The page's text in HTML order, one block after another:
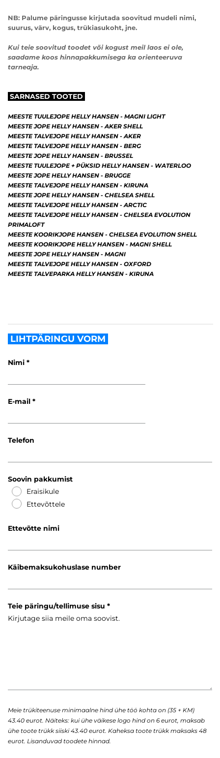
NB: Palume päringusse kirjutada soovitud mudeli nimi,
suurus, värv, kogus, trükiasukoht, jne.
Kui teie soovitud toodet või kogust meil laos ei ole,
saadame koos hinnapakkumisega ka orienteeruva
tarneaja.
SARNASED TOOTED
MEESTE TUULEJOPE HELLY HANSEN - MAGNI LIGHT
MEESTE JOPE HELLY HANSEN - AKER SHELL
MEESTE TALVEJOPE HELLY HANSEN - AKER
MEESTE TALVEJOPE HELLY HANSEN - BERG
MEESTE JOPE HELLY HANSEN - BRUSSEL
MEESTE TUULEJOPE + PÜKSID HELLY HANSEN - WATERLOO
MEESTE JOPE HELLY HANSEN - BRUGGE
MEESTE TALVEJOPE HELLY HANSEN - KIRUNA
MEESTE JOPE HELLY HANSEN - CHELSEA SHELL
MEESTE TALVEJOPE HELLY HANSEN - ARCTIC
MEESTE TALVEJOPE HELLY HANSEN - CHELSEA EVOLUTION
PRIMALOFT
MEESTE KOORIKJOPE HANSEN - CHELSEA EVOLUTION SHELL
MEESTE KOORIKJOPE HELLY HANSEN - MAGNI SHELL
MEESTE JOPE HELLY HANSEN - MAGNI
MEESTE TALVEJOPE HELLY HANSEN - OXFORD
MEESTE TALVEPARKA HELLY HANSEN - KIRUNA
LIHTPÄRINGU VORM
Nimi
E-mail
Telefon
Soovin pakkumist
Eraisikule
Ettevõttele
Ettevõtte nimi
Käibemaksukohuslase number
Teie päringu/tellimuse sisu
Meie trükiteenuse minimaalne hind ühe töö kohta on (35 + KM)
43.40 eurot. Näiteks: kui ühe väikese logo hind on 6 eurot, maksab
ühe toote trükk siiski 43.40 eurot. Kaheksa toote trükk maksaks 48
eurot. Lisanduvad toodete hinnad.